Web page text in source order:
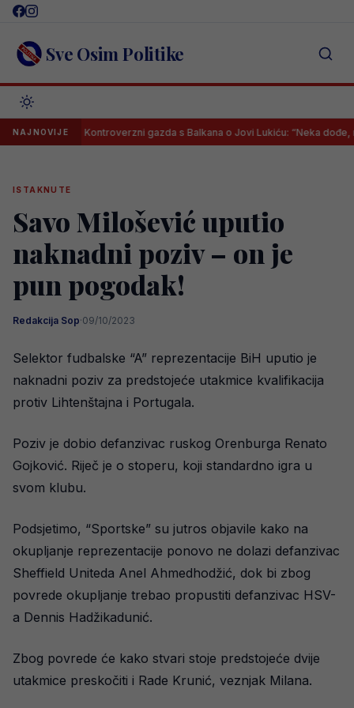
Skip
content Sve Osim Politike
NAJNOVIJEKontroverzni gazda s Balkana o Jovi Lukiću: “Neka dođe, mogu
ISTAKNUTE
Savo Milošević uputio
naknadni poziv – on je
pun pogodak!
Redakcija Sop·09/10/2023
Selektor fudbalske “A” reprezentacije BiH uputio je
naknadni poziv za predstojeće utakmice kvalifikacija
protiv Lihtenštajna i Portugala.
Poziv je dobio defanzivac ruskog Orenburga Renato
Gojković. Riječ je o stoperu, koji standardno igra u
svom klubu.
Podsjetimo, “Sportske” su jutros objavile kako na
okupljanje reprezentacije ponovo ne dolazi defanzivac
Sheffield Uniteda Anel Ahmedhodžić, dok bi zbog
povrede okupljanje trebao propustiti defanzivac HSV-
a Dennis Hadžikadunić.
Zbog povrede će kako stvari stoje predstojeće dvije
utakmice preskočiti i Rade Krunić, veznjak Milana.